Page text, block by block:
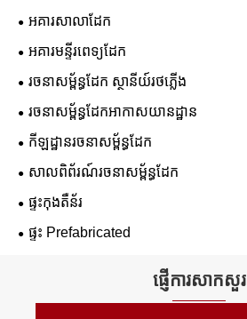
អគារសាលាដែក
អគារមន្ទីរពេទ្យដែក
រចនាសម្ព័ន្ធដែក ស្ថានីយ៍រថភ្លើង
រចនាសម្ព័ន្ធដែកអាកាសយានដ្ឋាន
កីឡដ្ឋានរចនាសម្ព័ន្ធដែក
សាលពិព័រណ៍រចនាសម្ព័ន្ធដែក
ផ្ទះកុងតឺន័រ
ផ្ទះ Prefabricated
ផ្ញើការសាកសួរ